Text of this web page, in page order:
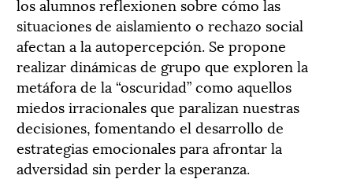
situaciones de aislamiento o rechazo social
afectan a la autopercepción. Se propone
realizar dinámicas de grupo que exploren la
metáfora de la “oscuridad” como aquellos
miedos irracionales que paralizan nuestras
decisiones, fomentando el desarrollo de
estrategias emocionales para afrontar la
adversidad sin perder la esperanza.